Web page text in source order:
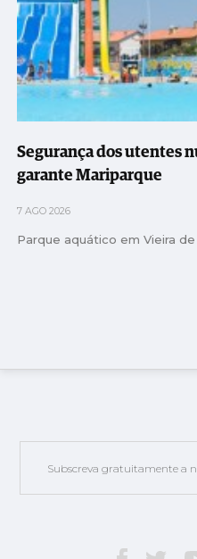
Segurança dos utentes
garante Mariparque
7 AGO 2026
Parque aquático em Vieira